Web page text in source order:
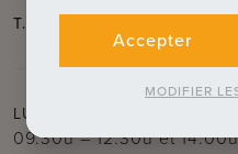
T.
LUN
09.30u – 12.30uet
Accepter
MODIFIER